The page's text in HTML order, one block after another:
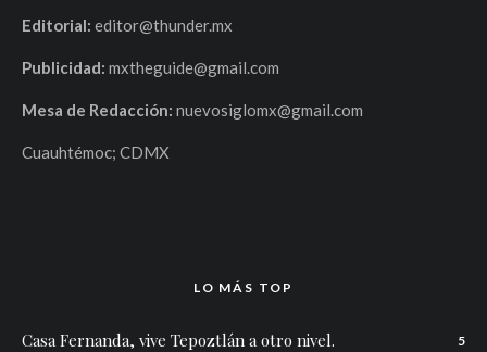
Editorial: editor@thunder.mx
Publicidad: mxtheguide@gmail.com
Mesa de Redacción: nuevosiglomx@gmail.com
Cuauhtémoc; CDMX
LO MÁS TOP
Casa Fernanda, vive Tepoztlán a otro nivel. 5